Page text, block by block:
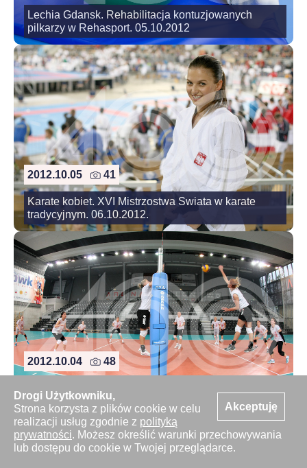
Akceptuję
Drogi Użytkowniku,
Strona korzysta z plików cookie w celu
realizacji usług zgodnie z polityką
prywatności. Możesz określić warunki przechowywania
lub dostępu do cookie w Twojej przeglądarce.
Lechia Gdansk. Rehabilitacja kontuzjowanych
pilkarzy w Rehasport. 05.10.2012
2012.10.05 41
Karate kobiet. XVI Mistrzostwa Swiata w karate
tradycyjnym. 06.10.2012.
2012.10.04 48
Trening. 04.10.2012